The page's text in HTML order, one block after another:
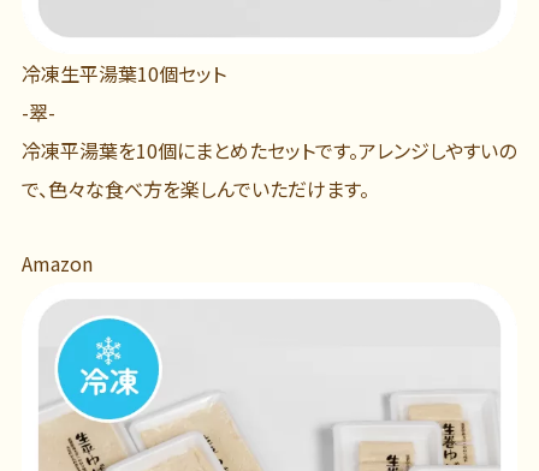
冷凍生平湯葉10個セット
-翠-
冷凍平湯葉を10個にまとめたセットです。アレンジしやすいの
で、色々な食べ方を楽しんでいただけます。
Amazon